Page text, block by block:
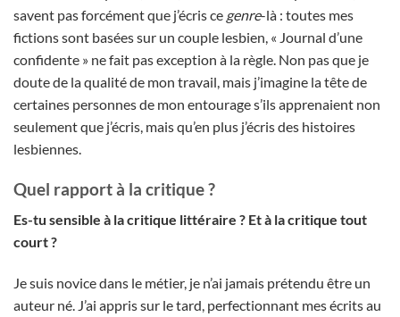
savent pas forcément que j’écris ce genre-là : toutes mes
fictions sont basées sur un couple lesbien, « Journal d’une
confidente » ne fait pas exception à la règle. Non pas que je
doute de la qualité de mon travail, mais j’imagine la tête de
certaines personnes de mon entourage s’ils apprenaient non
seulement que j’écris, mais qu’en plus j’écris des histoires
lesbiennes.
Quel rapport à la critique ?
Es-tu sensible à la critique littéraire ? Et à la critique tout
court ?
Je suis novice dans le métier, je n’ai jamais prétendu être un
auteur né. J’ai appris sur le tard, perfectionnant mes écrits au